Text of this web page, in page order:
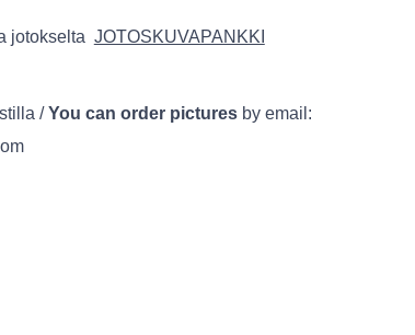
jotokselta JOTOSKUVAPANKKI
/You can order picturesby email: